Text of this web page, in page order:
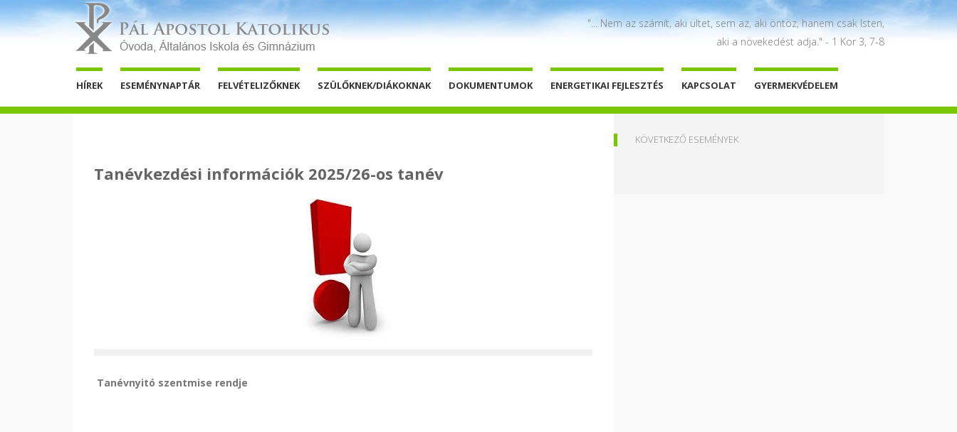
"... Nem az számít, aki ültet, sem az, aki öntöz, hanem csak Isten,
aki a növekedést adja." - 1 Kor 3, 7-8
HÍREK ESEMÉNYNAPTÁR FELVÉTELIZŐKNEK SZÜLŐKNEK/DIÁKOKNAK DOKUMENTUMOK ENERGETIKAI FEJLESZTÉS KAPCSOLAT GYERMEKVÉDELEM
Tanévkezdési információk 2025/26-os tanév
Tanévnyitó szentmise rendje
KÖVETKEZŐ ESEMÉNYEK